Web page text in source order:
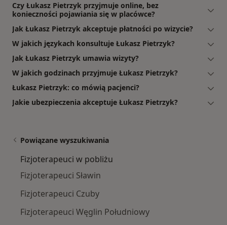
Czy Łukasz Pietrzyk przyjmuje online, bez
konieczności pojawiania się w placówce?
Jak Łukasz Pietrzyk akceptuje płatności po wizycie?
W jakich językach konsultuje Łukasz Pietrzyk?
Jak Łukasz Pietrzyk umawia wizyty?
W jakich godzinach przyjmuje Łukasz Pietrzyk?
Łukasz Pietrzyk: co mówią pacjenci?
Jakie ubezpieczenia akceptuje Łukasz Pietrzyk?
Powiązane wyszukiwania
Fizjoterapeuci w pobliżu
Fizjoterapeuci Sławin
Fizjoterapeuci Czuby
Fizjoterapeuci Węglin Południowy